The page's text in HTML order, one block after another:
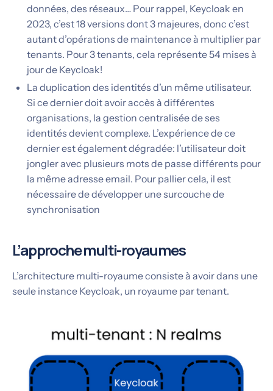
données, des réseaux… Pour rappel, Keycloak en
2023, c’est 18 versions dont 3 majeures, donc c’est
autant d’opérations de maintenance à multiplier par
tenants. Pour 3 tenants, cela représente 54 mises à
jour de Keycloak!
La duplication des identités d’un même utilisateur.
Si ce dernier doit avoir accès à différentes
organisations, la gestion centralisée de ses
identités devient complexe. L’expérience de ce
dernier est également dégradée: l’utilisateur doit
jongler avec plusieurs mots de passe différents pour
la même adresse email. Pour pallier cela, il est
nécessaire de développer une surcouche de
synchronisation
L’approche multi-royaumes
L’architecture multi-royaume consiste à avoir dans une
seule instance Keycloak, un royaume par tenant.